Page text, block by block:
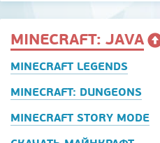
MINECRAFT: JAVA
MINECRAFT LEGENDS
MINECRAFT: DUNGEONS
MINECRAFT STORY MODE